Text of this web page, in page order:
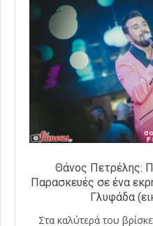
Θάνος Πετρέλης:
Παρασκευές σε ένα
Γλυφάδα
Στα καλύτερά του